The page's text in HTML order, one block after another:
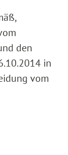
den
in
vom